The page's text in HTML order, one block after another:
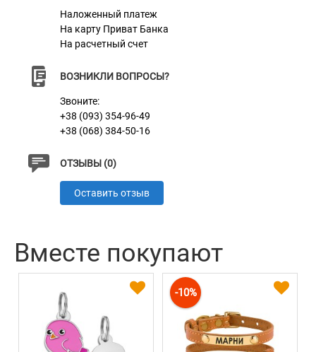
Наложенный платеж
На карту Приват Банка
На расчетный счет
ВОЗНИКЛИ ВОПРОСЫ?
Звоните:
+38 (093) 354-96-49
+38 (068) 384-50-16
ОТЗЫВЫ (0)
Оставить отзыв
Вместе покупают
-10%